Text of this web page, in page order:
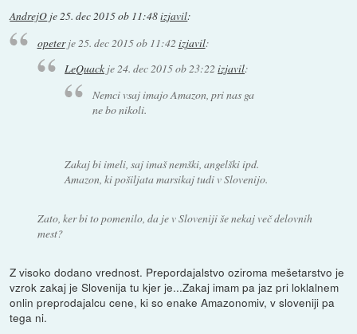
AndrejO je25. dec 2015 ob 11:48izjavil:
opeterje 25. dec 2015 ob 11:42 izjavil:
LeQuack je24. dec 2015 ob 23:22izjavil:
Nemci vsaj imajo Amazon, pri nas ga
ne bo nikoli.
Zakaj bi imeli, saj imaš nemški, angelški ipd.
Amazon, ki pošiljata marsikaj tudi v Slovenijo.
Zato, ker bi to pomenilo, da je v Sloveniji še nekaj več delovnih
mest?
Z visoko dodano vrednost. Prepordajalstvo oziroma mešetarstvo je
vzrok zakaj je Slovenija tu kjer je...Zakaj imam pa jaz pri loklalnem
onlin preprodajalcu cene, ki so enake Amazonomiv, v sloveniji pa
tega ni.